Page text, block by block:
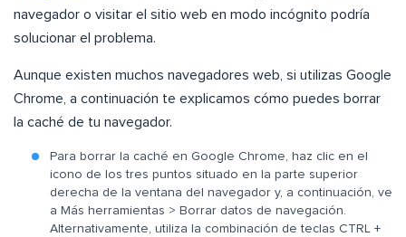
navegador o visitar el sitio web en modo incógnito podría
solucionar el problema.
Aunque existen muchos navegadores web, si utilizas Google
Chrome, a continuación te explicamos cómo puedes borrar
la caché de tu navegador.
Para borrar la caché en Google Chrome, haz clic en el
icono de los tres puntos situado en la parte superior
derecha de la ventana del navegador y, a continuación, ve
a Más herramientas > Borrar datos de navegación.
Alternativamente, utiliza la combinación de teclas CTRL +